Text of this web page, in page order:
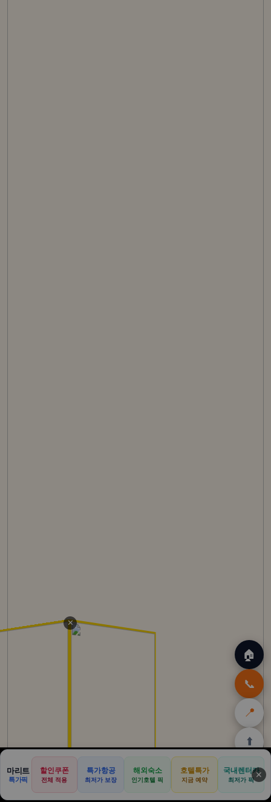
🏠
📞
📍
⬆️
🏠
홈
트립
닷컴
🛡️
여행
🛒
테무
쿠폰
🎁
쿠팡
할인
✕
마리트
특가픽
할인쿠폰
전체 적용
특가항공
최저가 보장
해외숙소
인기호텔 픽
호텔특가
지금 예약
국내렌터카
최저가 픽 ✕